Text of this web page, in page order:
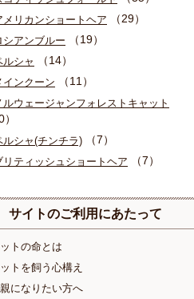
メリカンショートヘア （29）
シアンブルー （19）
ルシャ （14）
インクーン （11）
ルウェージャンフォレストキャット
ルシャ(チンチラ) （7）
リティッシュショートヘア （7）
サイトのご利用にあたって
トの命とは
トを飼う心構え
になりたい方へ